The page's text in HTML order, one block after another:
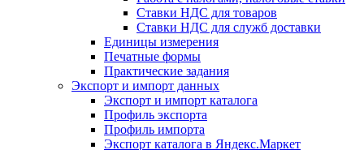
Ставки НДС для товаров
Ставки НДС для служб доставки
Единицы измерения
Печатные формы
Практические задания
Экспорт и импорт данных
Экспорт и импорт каталога
Профиль экспорта
Профиль импорта
Экспорт каталога в Яндекс.Маркет